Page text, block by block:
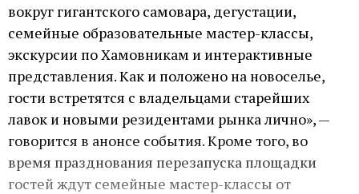
вокруг гигантского самовара, дегустации,
семейные образовательные мастер-классы,
экскурсии по Хамовникам и интерактивные
представления. Как и положено на новоселье,
гости встретятся с владельцами старейших
лавок и новыми резидентами рынка лично», —
говорится в анонсе события. Кроме того, во
время празднования перезапуска площадки
гостей ждут семейные мастер-классы от